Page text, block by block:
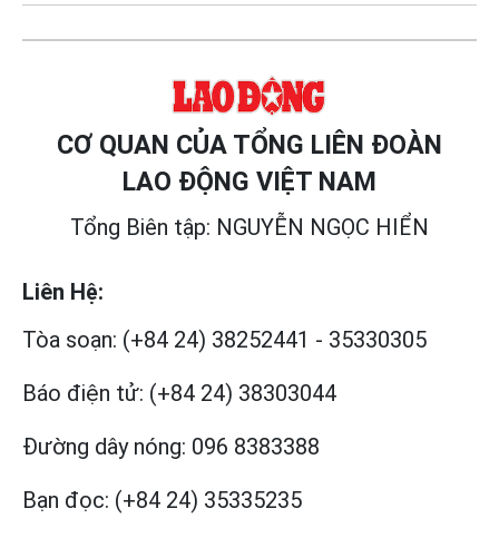
CƠ QUAN CỦA TỔNG LIÊN ĐOÀN
LAO ĐỘNG VIỆT NAM
Tổng Biên tập: NGUYỄN NGỌC HIỂN
Liên Hệ:
Tòa soạn: (+84 24) 38252441 - 35330305
Báo điện tử: (+84 24) 38303044
Đường dây nóng: 096 8383388
Bạn đọc: (+84 24) 35335235